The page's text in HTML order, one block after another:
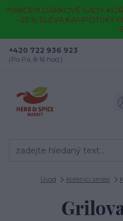
!!!!AKCE!!!! DÁRKOVÉ SADY
–25 % SLEVA KAMPOTSKÝ
+420 722 936 923
(Po-Pá, 8-16 hod.)
Úvod Kořenící směsi